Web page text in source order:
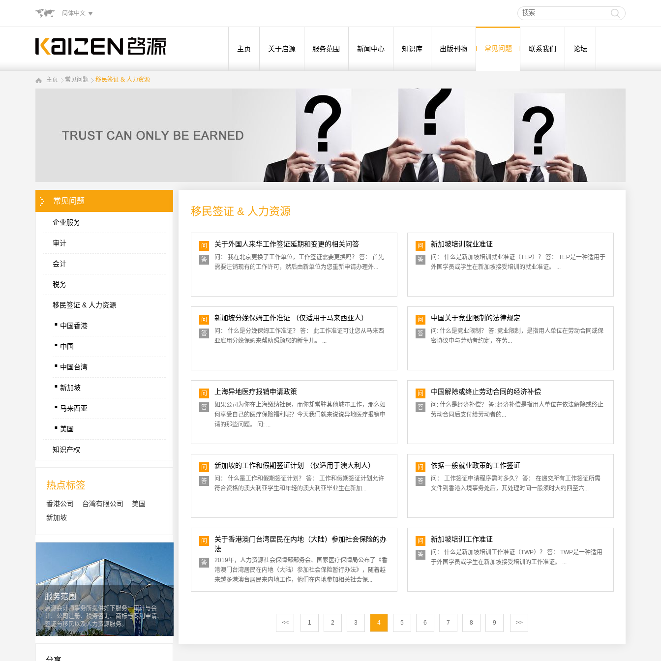
简体中文
主页 关于启源 服务范围 新闻中心 知识库 出版刊物 常见问题 联系我们 论坛
主页 常见问题 移民签证 & 人力资源
常见问题
企业服务
审计
会计
税务
移民签证 & 人力资源
. 中国香港
. 中国
. 中国台湾
. 新加坡
. 马来西亚
. 美国
知识产权
热点标签
香港公司 台湾有限公司
美国
新加坡
服务范围
启源会计师事务所提供如下服务：审计与会
计、公司注册、税务咨询、商标与专利申请、
签证与移民以及人力资源服务。
移民签证 & 人力资源
问 关于外国人来华工作签证延期和变更的相关问答
答
问： 我在北京更换了工作单位，工作签证需要更换吗？ 答： 首先
需要注销现有的工作许可，然后由新单位为您重新申请办理外...
问 新加坡培训就业准证
答
问： 什么是新加坡培训就业准证（TEP）？ 答： TEP是一种适用于
外国学员或学生在新加坡接受培训的就业准证。 ...
问 新加坡分娩保姆工作准证 （仅适用于马来西亚人）
答
问： 什么是分娩保姆工作准证？ 答： 此工作准证可让您从马来西
亚雇用分娩保姆来帮助照顾您的新生儿。 ...
问 中国关于竞业限制的法律规定
答
问: 什么是竞业限制？ 答: 竞业限制，是指用人单位在劳动合同或保
密协议中与劳动者约定，在劳...
问 上海异地医疗报销申请政策
答
如果公司为你在上海缴纳社保，而你却常驻其他城市工作，那么如
何享受自己的医疗保险福利呢？今天我们就来说说异地医疗报销申
请的那些问题。 问: ...
问 中国解除或终止劳动合同的经济补偿
答
问: 什么是经济补偿？ 答: 经济补偿是指用人单位在依法解除或终止
劳动合同后支付给劳动者的...
问 新加坡的工作和假期签证计划 （仅适用于澳大利人）
答
问： 什么是工作和假期签证计划？ 答： 工作和假期签证计划允许
符合资格的澳大利亚学生和年轻的澳大利亚毕业生在新加...
问 依据一般就业政策的工作签证
答
问： 工作签证申请程序需时多久？ 答： 在递交所有工作签证所需
文件到香港入境事务处后，其处理时间一般须时大约四至六...
问
关于香港澳门台湾居民在内地（大陆）参加社会保险的办
法
答
2019年，人力资源社会保障部部务会、国家医疗保障局公布了《香
港澳门台湾居民在内地（大陆）参加社会保险暂行办法》，随着越
来越多港澳台居民来内地工作，他们在内地参加相关社会保...
问 新加坡培训工作准证
答
问： 什么是新加坡培训工作准证（TWP）？ 答： TWP是一种适用
于外国学员或学生在新加坡接受培训的工作准证。 ...
<< 1 2 3 4 5 6 7 8 9 >>